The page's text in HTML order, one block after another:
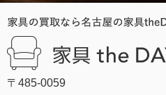
〒485-0059